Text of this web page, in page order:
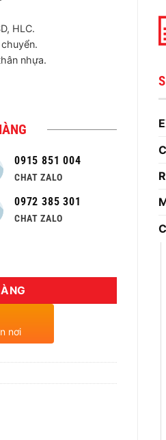
HLC.
nhựa.
0915 851 004
CHAT ZALO
0972 385 301
CHAT ZALO
nơi